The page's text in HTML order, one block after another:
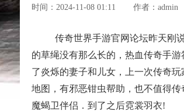
时间：2024-11-08 01:11 作者： admin
传奇世界手游官网论坛昨天刚
的草绳没有那么长的，热血传奇手
了炎烁的妻子和儿女，上一次传奇
地图，有邪恶钳虫帮助，也不值得
魔蝎卫伴侣．到了之后霓裳羽衣!